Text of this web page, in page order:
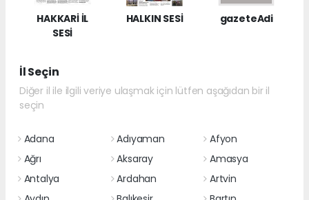
HAKKARİ İL
SESİ
HALKIN SESİ gazeteAdi
İl Seçin
Diğer il ile ilgili veriye ulaşmak için lütfen aşağıdan bir il
seçin
Adana Adıyaman
Afyon
Ağrı
Aksaray
Amasya
Antalya
Ardahan
Artvin